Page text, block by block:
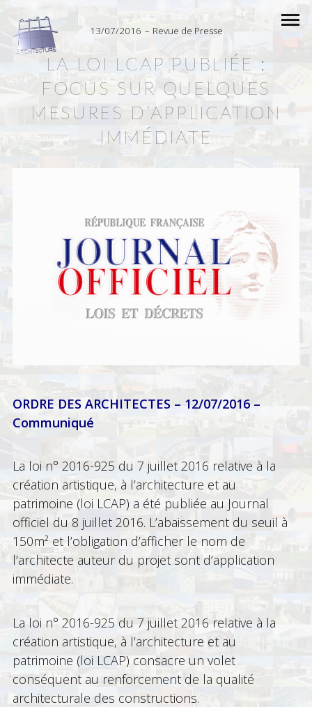
13/07/2016 Revue de Presse
LA LOI LCAP PUBLIÉE :
FOCUS SUR QUELQUES
MESURES D’APPLICATION
IMMÉDIATE
ORDRE DES ARCHITECTES – 12/07/2016 –
Communiqué
La loi n° 2016-925 du 7 juillet 2016 relative à la
création artistique, à l’architecture et au
patrimoine (loi LCAP) a été publiée au Journal
officiel du 8 juillet 2016. L’abaissement du seuil à
150m² et l’obligation d’afficher le nom de
l’architecte auteur du projet sont d’application
immédiate.
La loi n° 2016-925 du 7 juillet 2016 relative à la
création artistique, à l’architecture et au
patrimoine (loi LCAP) consacre un volet
conséquent au renforcement de la qualité
architecturale des constructions.